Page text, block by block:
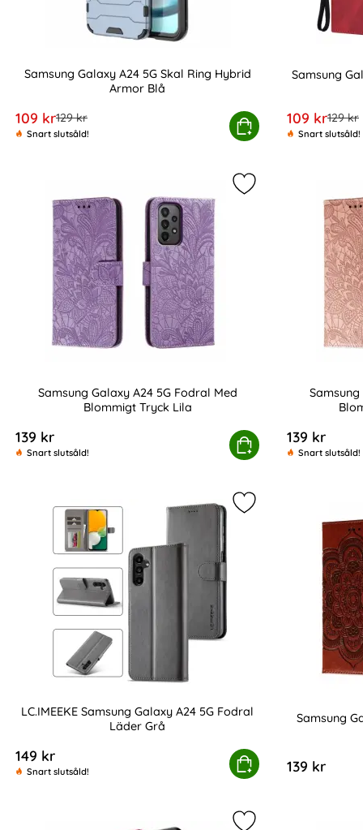
Samsung Galaxy A24 5G Skal Ring Hybrid
Armor Blå
rea pris
109 krtidigare pris
129 kr
Snart slutsåld!
Köp
Samsung Galaxy A24 5G Skal Ring Hybrid
Samsung
rea pris
109 kr129 kr
Snart slutsåld!
Samsung Galaxy A24 5G Fodral Med
Blommigt Tryck Lila
139 kr
Snart slutsåld!
Köp
Samsung Galaxy A24 5G Fodral Med Blommigt
Markera samsung
139 kr
Snart slutsåld!
LC.IMEEKE Samsung Galaxy A24 5G Fodral
Läder Grå
149 kr
Snart slutsåld!
Köp
LC.IMEEKE Samsung Galaxy A24 5G Fodral
Markera lC.IMEEKE
Samsung
139 kr